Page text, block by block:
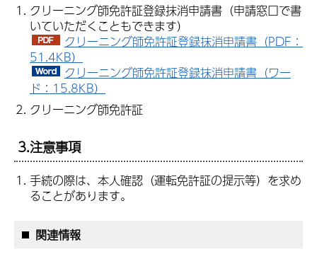
クリーニング師免許証登録抹消申請書（申請窓口で書
いていただくこともできます）
クリーニング師免許証登録抹消申請書（PDF：
51.4KB）
クリーニング師免許証登録抹消申請書（ワー
ド：15.8KB）
クリーニング師免許証
3.注意事項
手続の際は、本人確認（運転免許証の提示等）を求め
ることがあります。
関連情報